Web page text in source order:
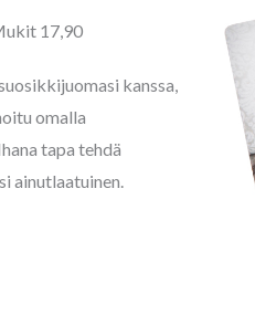
17,90
kanssa,
omalla
tapa tehdä
ainutlaatuinen.